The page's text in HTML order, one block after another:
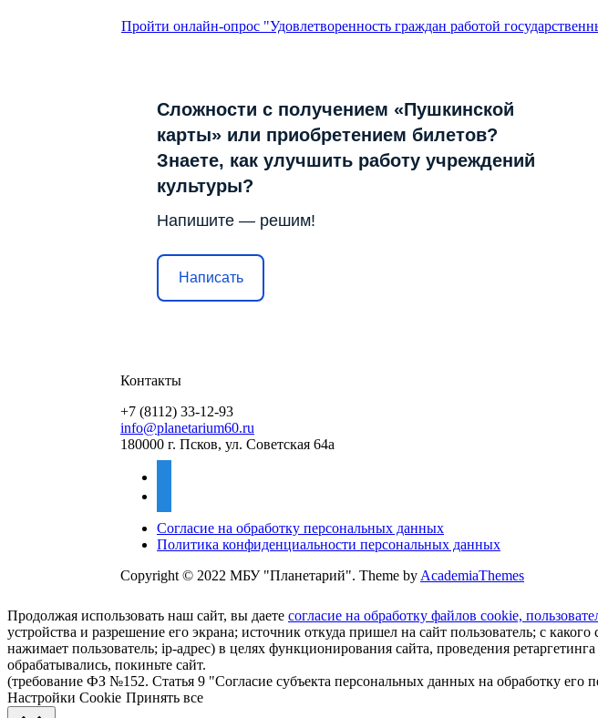
Пройти онлайн-опрос "Удовлетворенность граждан работой
Сложности с получением «Пушкинской
карты» или приобретением билетов?
Знаете, как улучшить работу учреждений
культуры?
Напишите — решим!
Написать
Контакты
+7 (8112) 33-12-93
info@planetarium60.ru
180000 г. Псков, ул. Советская 64а
Согласие на обработку персональных данных
Политика конфиденциальности персональных данных
Copyright © 2022 МБУ "Планетарий". Theme by AcademiaThemes
Продолжая использовать наш сайт, вы даете согласие на обработку файлов cookie,
устройства и разрешение его экрана; источник откуда пришел на сайт пользователь; с
нажимает пользователь; ip-адрес) в целях функционирования сайта, проведения
обрабатывались, покиньте сайт.
(требование ФЗ №152. Статья 9 "Согласие субъекта персональных данных на обработку его
Настройки Cookie Принять все